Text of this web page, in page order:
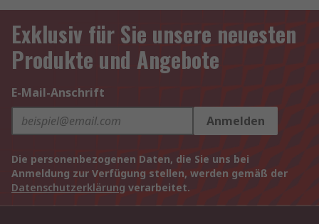
Exklusiv für Sie unsere neuesten
Produkte und Angebote
E-Mail-Anschrift
Anmelden
Die personenbezogenen Daten, die Sie uns bei
Anmeldung zur Verfügung stellen, werden gemäß der
Datenschutzerklärung verarbeitet.